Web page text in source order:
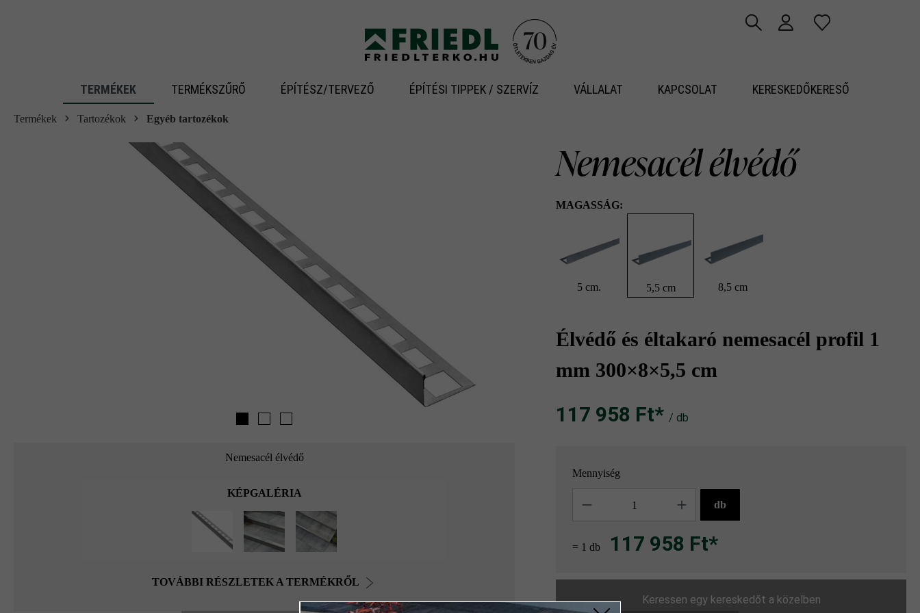
TERMÉKEK TERMÉKSZŰRŐ ÉPÍTÉSZ/TERVEZŐ ÉPÍTÉSI TIPPEK / SZERVÍZ VÁLLALAT KAPCSOLAT KERESKEDŐKERESŐ
Termékek Tartozékok Egyéb tartozékok
Nemesacél élvédő
KÉPGALÉRIA
TOVÁBBI RÉSZLETEK A TERMÉKRŐL
Nemesacél élvédő
MAGASSÁG:
5 cm. 5,5 cm 8,5 cm
Élvédő és éltakaró nemesacél profil 1
mm 300×8×5,5 cm
117 958 Ft‎‎‎*/ db
Mennyiség
db
= 1 db 117 958 Ft*
Keressen egy kereskedőt a közelben